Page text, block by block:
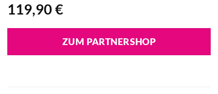
119,90 €
ZUM PARTNERSHOP